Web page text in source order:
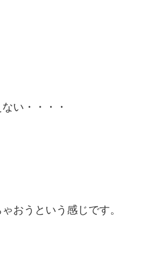
い・・・・
おうという感じです。